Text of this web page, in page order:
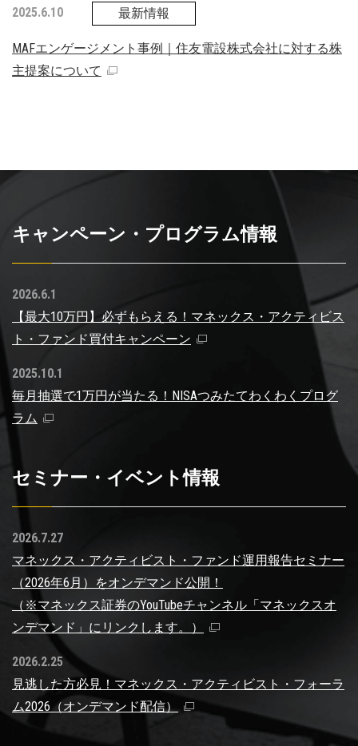
2025.6.10 最新情報
MAFエンゲージメント事例｜住友電設株式会社に対する株
主提案について
キャンペーン・プログラム情報
2026.6.1
【最大10万円】必ずもらえる！マネックス・アクティビス
ト・ファンド買付キャンペーン
2025.10.1
毎月抽選で1万円が当たる！NISAつみたてわくわくプログ
ラム
セミナー・イベント情報
2026.7.27
マネックス・アクティビスト・ファンド運用報告セミナー
（2026年6月）をオンデマンド公開！
（※マネックス証券のYouTubeチャンネル「マネックスオ
ンデマンド」にリンクします。）
2026.2.25
見逃した方必見！マネックス・アクティビスト・フォーラ
ム2026（オンデマンド配信）